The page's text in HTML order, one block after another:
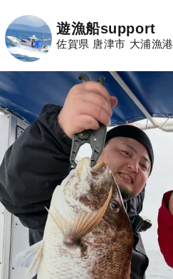
遊漁船support
佐賀県 唐津市 大浦漁港